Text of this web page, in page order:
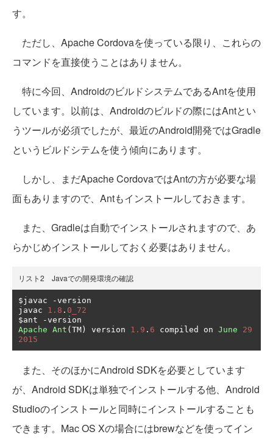
す。
ただし、Apache Cordovaを使っている限り、これらの
コマンドを直接使うことはありません。
特に今回、AndroidのビルドシステムであるAntを使用
しています。以前は、Androidのビルドの際にはAntとい
うツールが必須でしたが、最近のAndroid開発ではGradle
というビルドシテムを使う傾向にあります。
しかし、まだApache CordovaではAntの方が必要な場
面もありますので、Antもインストールしておきます。
また、Gradleは自動でインストールされますので、あ
らかじめインストールしておく必要はありません。
リスト2 Javaでの開発環境の確認
$javac -version
javac 1.8 . 0_72
$ant
-
Apache Ant ( TM ) version 1.9 . 6 compiled on June
29
2015
また、そのほかにAndroid SDKを必要としています
が、Android SDKは単独でインストールする他、Android
Studioのインストールと同時にインストールすることも
できます。Mac OS Xの場合にはbrewなどを使ってイン